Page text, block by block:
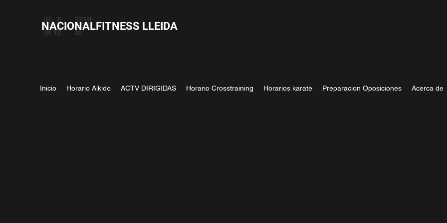
NACIONALFITNESS LLEIDA
Inicio Horario Aikido ACTV DIRIGIDAS Horario Crosstraining Horarios karate Preparacion Oposiciones Acerca de